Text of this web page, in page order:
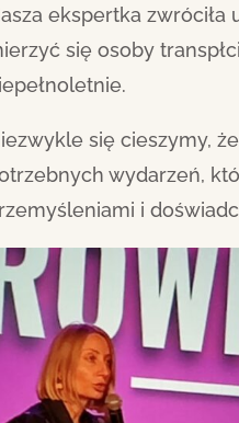
ekspertka
się osoby
się cieszymy,
wydarzeń,
i